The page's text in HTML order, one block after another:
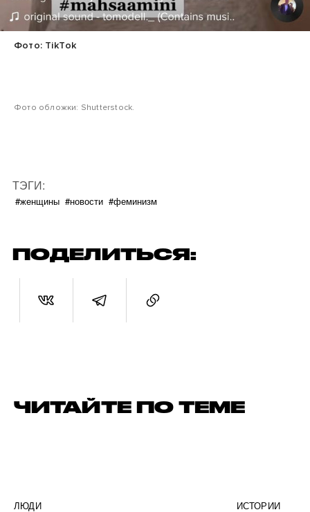
Фото: TikTok
Фото обложки: Shutterstock.
ТЭГИ:
#женщины #новости #феминизм
ПОДЕЛИТЬСЯ:
ЧИТАЙТЕ ПО ТЕМЕ
ЛЮДИ ИСТОРИИ